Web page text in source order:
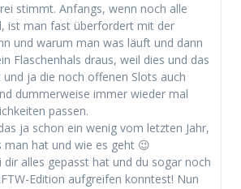
stimmt. Anfangs, wenn noch alle
ist man fast überfordert mit der
und warum man was läuft und dann
Flaschenhals draus, weil dies und das
ja die noch offenen Slots auch
dummerweise immer wieder mal
passen.
ja schon ein wenig vom letzten Jahr,
man hat und wie es geht 😉
dir alles gepasst hat und du sogar noch
Edition aufgreifen konntest! Nun